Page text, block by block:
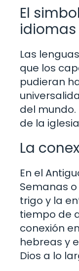
El
idiomas
Las
que los
pudieran
del
de la
La
En el
Semanas
trigo y la
tiempo de
conexión
hebreas y
Dios a lo